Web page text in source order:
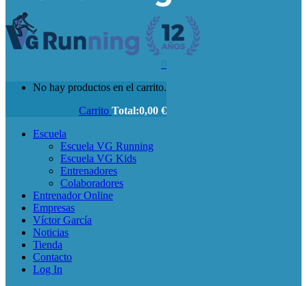
No hay productos en el carrito.
Carrito Total:0,00 €
Escuela
Escuela VG Running
Escuela VG Kids
Entrenadores
Colaboradores
Entrenador Online
Empresas
Víctor García
Noticias
Tienda
Contacto
Log In